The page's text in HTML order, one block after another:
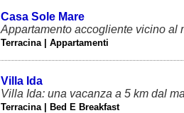
Casa Sole Mare
Appartamento accogliente vicino al
Terracina | Appartamenti
Villa Ida
Villa Ida: una vacanza a 5 km dal
Terracina | Bed E Breakfast